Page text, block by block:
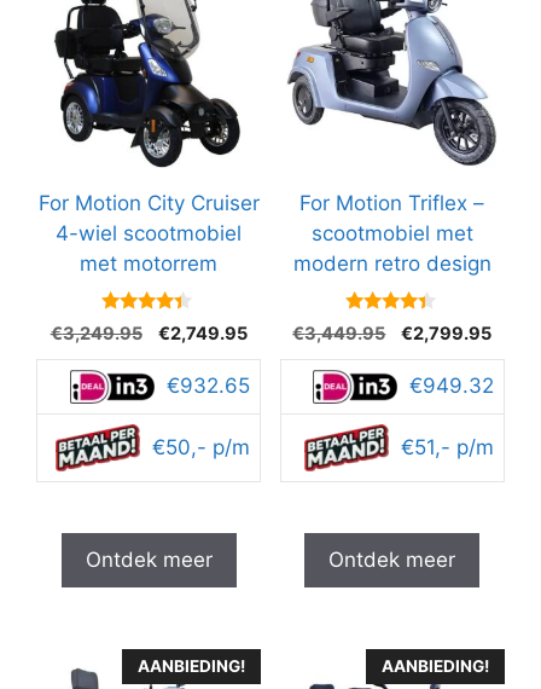
For Motion City Cruiser
4-wiel scootmobiel
met motorrem
4.2
van 5
€3,249.95
Oorspronkelijke
prijs
was:
€3,249.95.
€2,749.95Huidige
prijs
is:
€2,749.95.
€932.65
€50,- p/m
Ontdek meer
For Motion Triflex –
scootmobiel met
modern retro design
4.2
van 5
€3,449.95
Oorspronkelijke
prijs
was:
€3,449.95.
€2,799.95
prijs
is:
€949.32
€51,- p/m
Ontdek meer
AANBIEDING! AANBIEDING!